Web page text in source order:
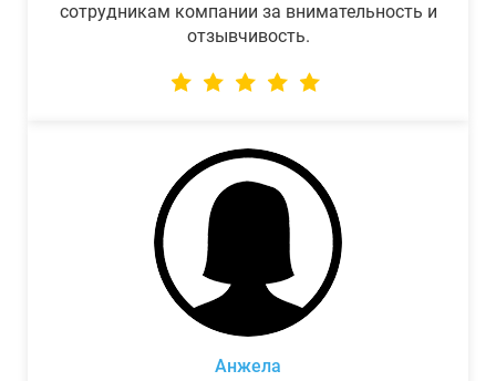
сотрудникам компании за внимательность и
отзывчивость.
Анжела